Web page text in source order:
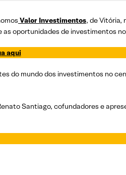
Valor Investimentos, de Vitória,
oportunidades de investimentos
aqui
do mundo dos investimentos no
Santiago, cofundadores e